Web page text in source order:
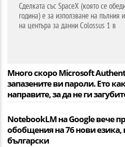
Сделката със SpaceX (която се
година) е за използване на пълния
на центъра за данни Colossus 1 в
Много скоро Microsoft
запазените ви пароли. Ето
направите, за да не ги
NotebookLM на Google вече
обобщения на 76 нови
български